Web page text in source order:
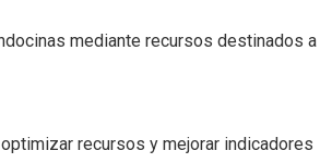
mediante recursos destinados a
recursos y mejorar indicadores